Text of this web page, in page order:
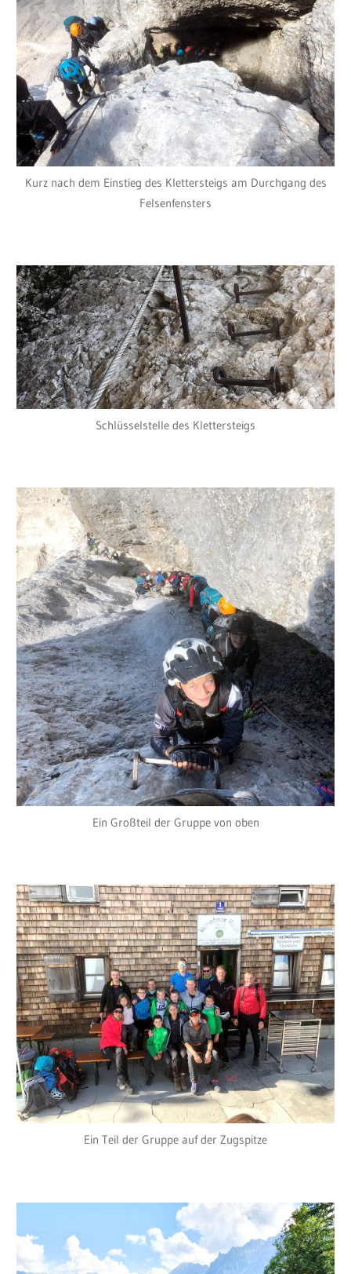
Kurz nach dem Einstieg des Klettersteigs am Durchgang des
Felsenfensters
Schlüsselstelle des Klettersteigs
Ein Großteil der Gruppe von oben
Ein Teil der Gruppe auf der Zugspitze